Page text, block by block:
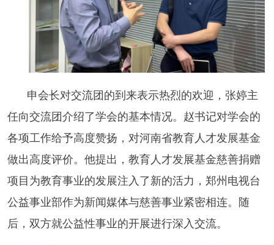
申会长对交流团的到来表示热烈的欢迎，张婷主
任向交流团介绍了学会的基本情况。赵书记对学会的
各项工作给予高度赞扬，对河南省教育人才发展基金
做出高度评价。他提出，教育人才发展基金慈善捐赠
项目为教育事业的发展注入了新的活力，郑州电视台
公益事业部作为新闻媒体与慈善事业紧密相连。随
后，双方就公益性事业的开展进行深入交流。